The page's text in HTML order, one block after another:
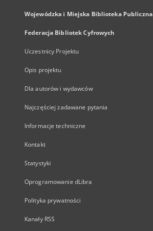
Wojewódzka i Miejska Biblioteka Publiczna
Federacja Bibliotek Cyfrowych
Uczestnicy Projektu
Opis projektu
Dla autorów i wydawców
Najczęściej zadawane pytania
Informacje techniczne
Kontakt
Statystyki
Oprogramowanie dLibra
Polityka prywatności
Kanały RSS